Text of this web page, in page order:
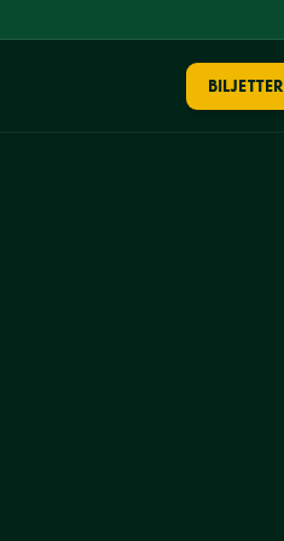
BILJETTER